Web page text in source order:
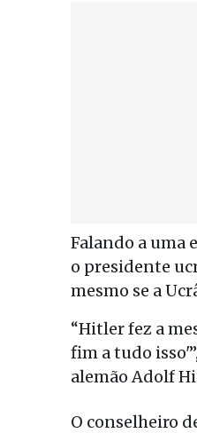
Falando a uma
o presidente
mesmo se a
“Hitler fez a
fim a tudo
alemão Adolf
O conselheiro